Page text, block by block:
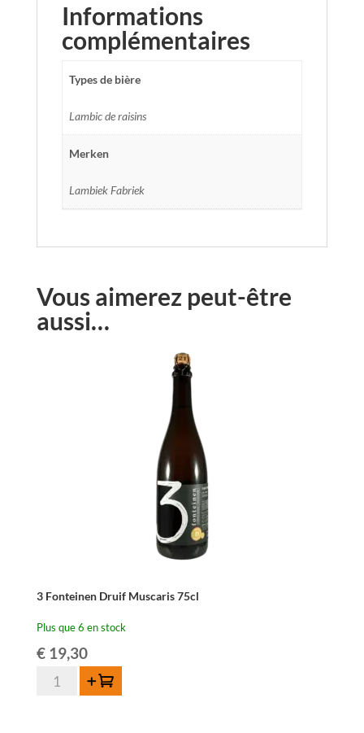
Informations
complémentaires
Types de bière
Lambic de raisins
Merken
Lambiek Fabriek
Vous aimerez peut-être
aussi…
3 Fonteinen Druif Muscaris 75cl
Plus que 6 en stock
€19,30
quantité
Ajouter au panier